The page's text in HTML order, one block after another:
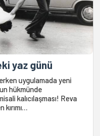
yaz günü
uygulamada yeni
hükmünde
kalıcılaşması! Reva